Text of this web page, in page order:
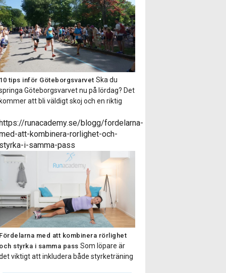
stärker vi upp muskler och
så att de får en ökad […]
10 tips inför Göteborgsvarvet Ska du
Göteborgsvarvet nu på lördag? Det
kommer att bli väldigt skoj och en riktig
inför och under loppet! 1) Tanka
med energi! Ett halvmaraton är
bra mycket längre än milen och kräver
därför oxå mer energi. Se till […]
https://runacademy.se/blogg/fordelarna-
att-kombinera-rorlighet-och-
styrka-i-samma-pass
Fördelarna med att kombinera rörlighet
och styrka i samma pass Som löpare är
viktigt att inkludera både styrketräning